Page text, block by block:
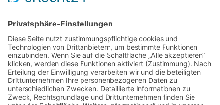
Urlaubsservice
Bücher, Karten & CD's
Ihre Anreise
Wetter
Links